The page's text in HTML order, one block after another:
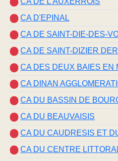
CA D'EPINAL
CA DE SAINT-DIE-DES-
CA DE SAINT-DIZIER
CA DES DEUX BAIES EN
CA DINAN
CA DU BASSIN DE
CA DU BEAUVAISIS
CA DU CAUDRESIS ET
CA DU CENTRE